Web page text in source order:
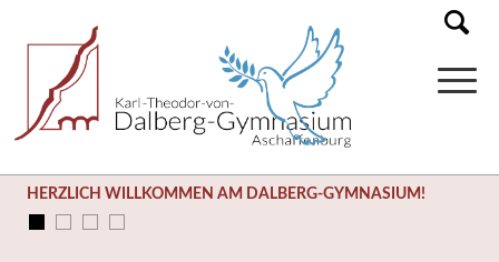
HERZLICH WILLKOMMEN AM DALBERG-GYMNASIUM!